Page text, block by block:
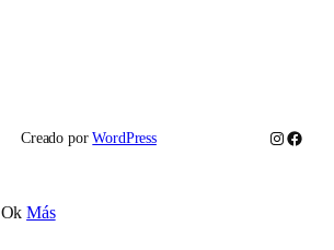
Creado porWordPress Instagram
Ok Más